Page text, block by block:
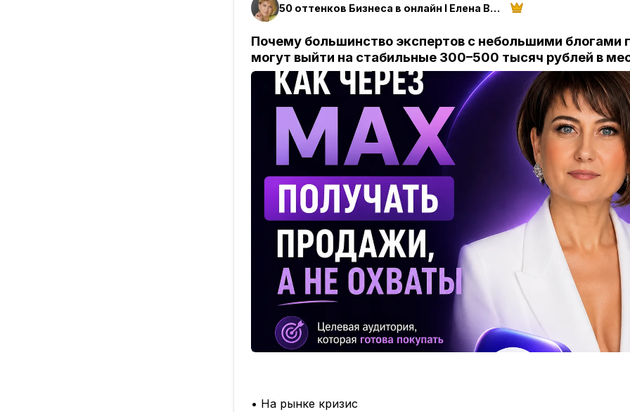
50 оттенков Бизнеса в онлайн I Елена Века
Почему большинство экспертов с небольшими блогами
могут выйти на стабильные 300–500 тысяч рублей в
• На рынке кризис